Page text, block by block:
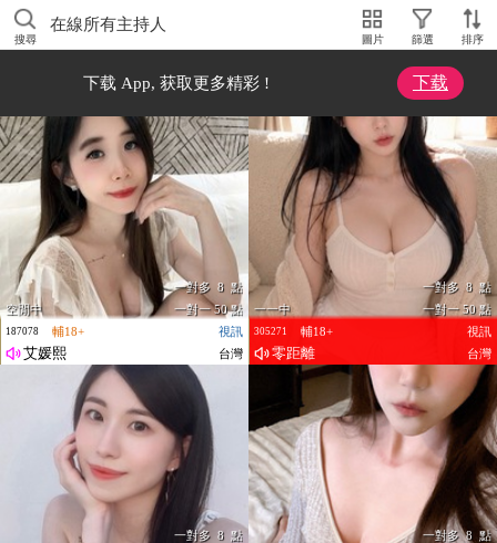
搜尋
在線所有主持人
圖片 篩選 排序
下载 App, 获取更多精彩 ! 下载
空閒中
一對多 8 點
一對一 50 點
輔18+
視訊
187078
艾媛熙 台灣
一一中
一對多 8 點
一對一 50 點
輔18+
視訊
305271
零距離 台灣
一對多 8 點
一對多 8 點